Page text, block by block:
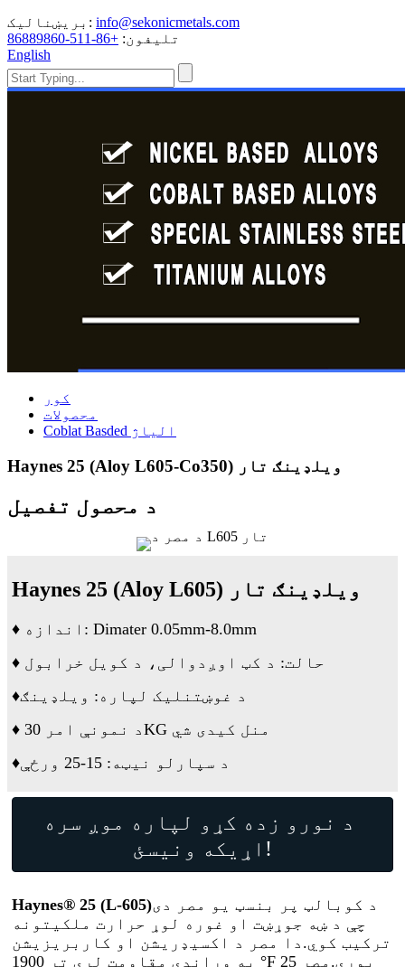
بریښنالیک: info@sekonicmetals.com
تلیفون: +86-511-86889860
English
کور
محصولات
Coblat Basded الیاژ
Haynes 25 (Aloy L605-Co350) ویلډینګ تار
د محصول تفصیل
Haynes 25 (Aloy L605) ویلډینګ تار
♦
اندازه: Dimater 0.05mm-8.0mm
♦ حالت: د کټ اوږدوالی، د کویل خرابول
♦د غوښتنلیک لپاره: ویلډینګ
♦ د نمونې امر 30KG منل کیدی شي
♦
د سپارلو نیټه: 15-25 ورځې
د نورو زده کړو لپاره موږ سره
اړیکه ونیسئ!
Haynes® 25 (L-605)د کوبالټ پر بنسټ یو مصر دی
چې د ښه جوړښت او غوره لوړ حرارت ملکیتونه
ترکیب کوي.دا مصر د اکسیډریشن او کاربریزیشن
په وړاندې مقاومت لري تر 1900 °F پورې.مصر 25